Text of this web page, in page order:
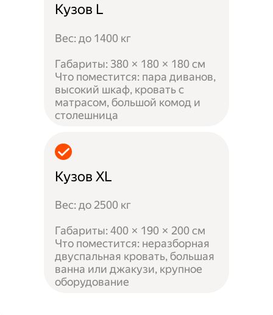
Кузов L
Вес: до 1400 кг
Габариты: 380 × 180 × 180 см
Что поместится: пара диванов,
высокий шкаф, кровать с
матрасом, большой комод и
столешница
Кузов XL
Вес: до 2500 кг
Габариты: 400 × 190 × 200 см
Что поместится: неразборная
двуспальная кровать, большая
ванна или джакузи, крупное
оборудование